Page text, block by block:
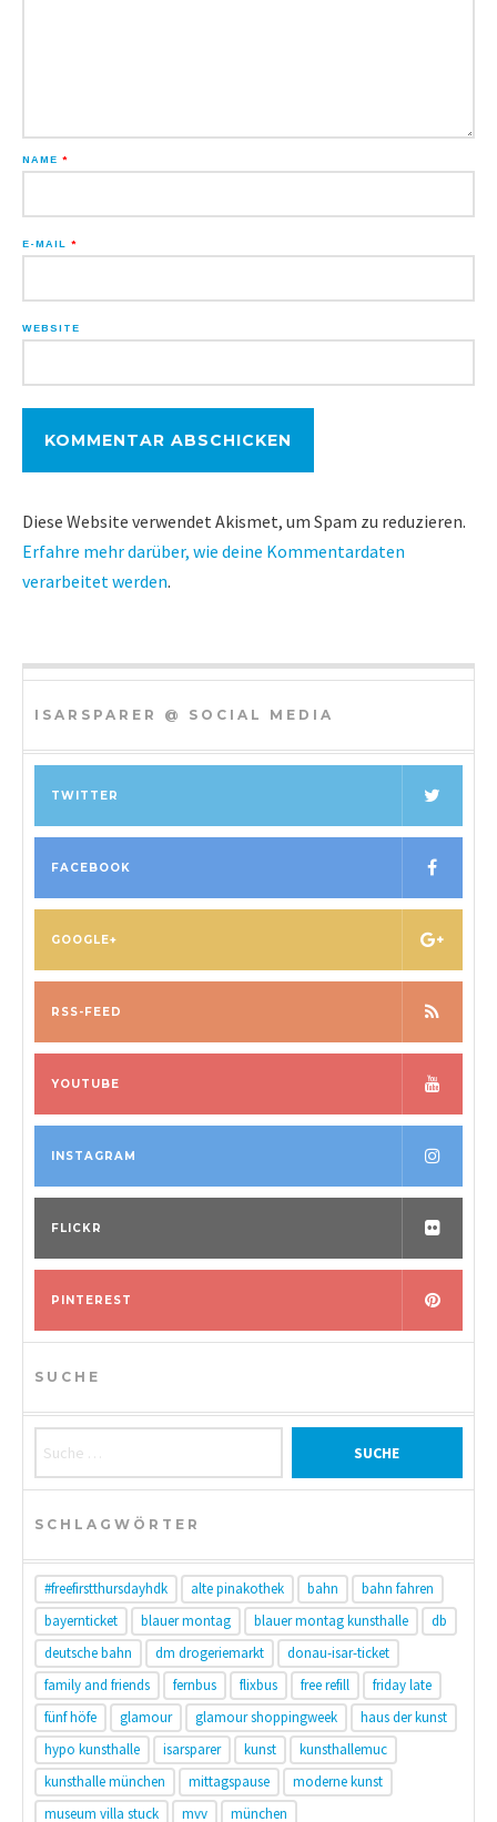
NAME *
E-MAIL *
WEBSITE
Diese Website verwendet Akismet, um Spam zu reduzieren.
Erfahre mehr darüber, wie deine Kommentardaten
verarbeitet werden.
ISARSPARER @ SOCIAL MEDIA
TWITTER
FACEBOOK
GOOGLE+
RSS-FEED
YOUTUBE
INSTAGRAM
FLICKR
PINTEREST
SUCHE
SCHLAGWÖRTER
#freefirstthursdayhdk alte pinakothek bahn
bahn fahren
bayernticket
blauer montag blauer montag kunsthalle
db
deutsche bahn
dm drogeriemarkt
donau-isar-ticket
family and friends
fernbus flixbus free refill
friday late
fünf höfe
glamour glamour shoppingweek
haus der kunst
hypo kunsthalle
isarsparer kunst
kunsthallemuc
kunsthalle münchen
mittagspause
moderne kunst
museum villa stuck
mvv
münchen